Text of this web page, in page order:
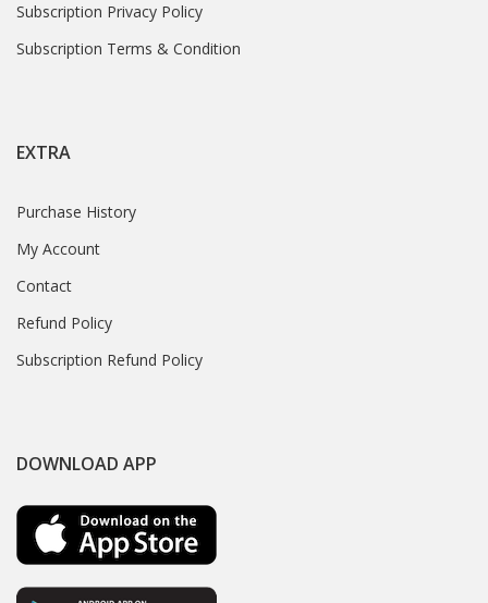
Subscription Privacy Policy
Subscription Terms & Condition
EXTRA
Purchase History
My Account
Contact
Refund Policy
Subscription Refund Policy
DOWNLOAD APP